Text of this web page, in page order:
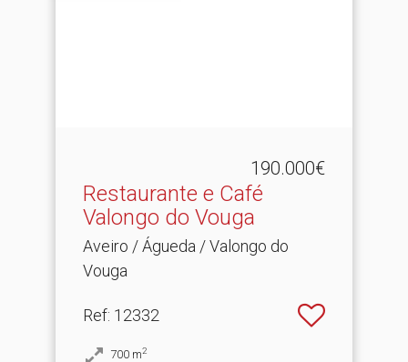
190.000€
Restaurante e Café
Valongo do Vouga
Aveiro / Águeda / Valongo do
Vouga
Ref: 12332
700 m2